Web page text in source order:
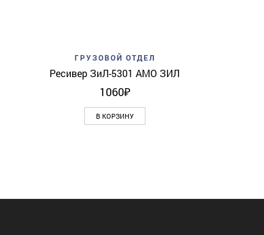
Add to wishlist Quick View
ГРУЗОВОЙ ОТДЕЛ
Ресивер ЗиЛ-5301 АМО ЗИЛ
1060₽
В КОРЗИНУ